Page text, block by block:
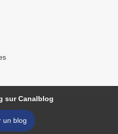
sur Canalblog
un blog